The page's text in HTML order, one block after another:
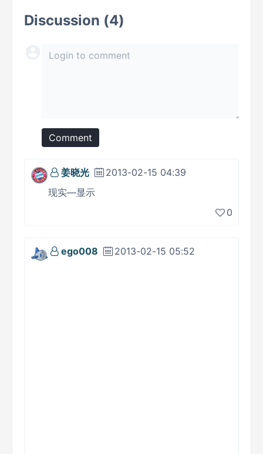
Discussion (4)
Comment
姜晓光
2013-02-15 04:39
现实—显示
0
ego008 2013-02-15 05:52